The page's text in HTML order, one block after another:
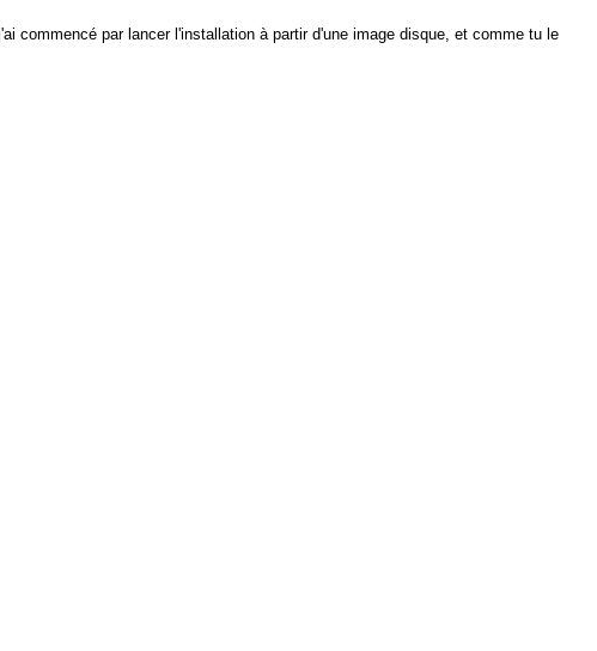
commencé par lancer l'installation à partir d'une image disque, et comme tu le